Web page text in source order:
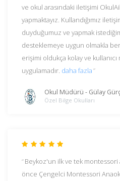
ve okul arasındaki iletişimi
yapmaktayız. Kullandığımız
duyduğumuz ve yapmak
desteklemeye uygun olmakla
erişimi oldukça kolay ve
uygulamadır. daha fazla
Okul Müdürü - Gülay
Özel Bilge Okulları
Beykoz'un ilk ve tek
önce Çengelci Montessori